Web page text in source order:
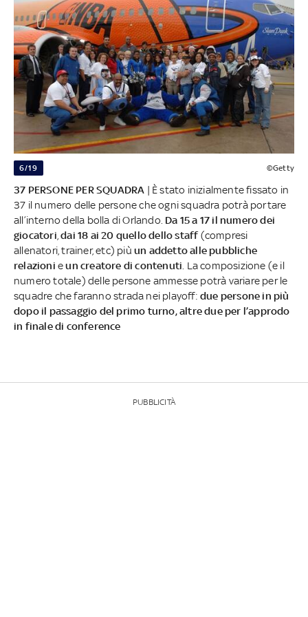
6/19 ©Getty
37 PERSONE PER SQUADRA | È stato inizialmente fissato in
37 il numero delle persone che ogni squadra potrà portare
all’interno della bolla di Orlando. Da 15 a 17 il numero dei
giocatori ,dai 18 ai 20 quello dello staff(compresi
allenatori, trainer, etc) più un addetto alle pubbliche
relazioni eun creatore di contenuti . La composizione (e il
numero totale) delle persone ammesse potrà variare per le
squadre che faranno strada nei playoff: due persone in più
dopo il passaggio del primo turno, altre due per l’approdo
in finale di conference
PUBBLICITÀ